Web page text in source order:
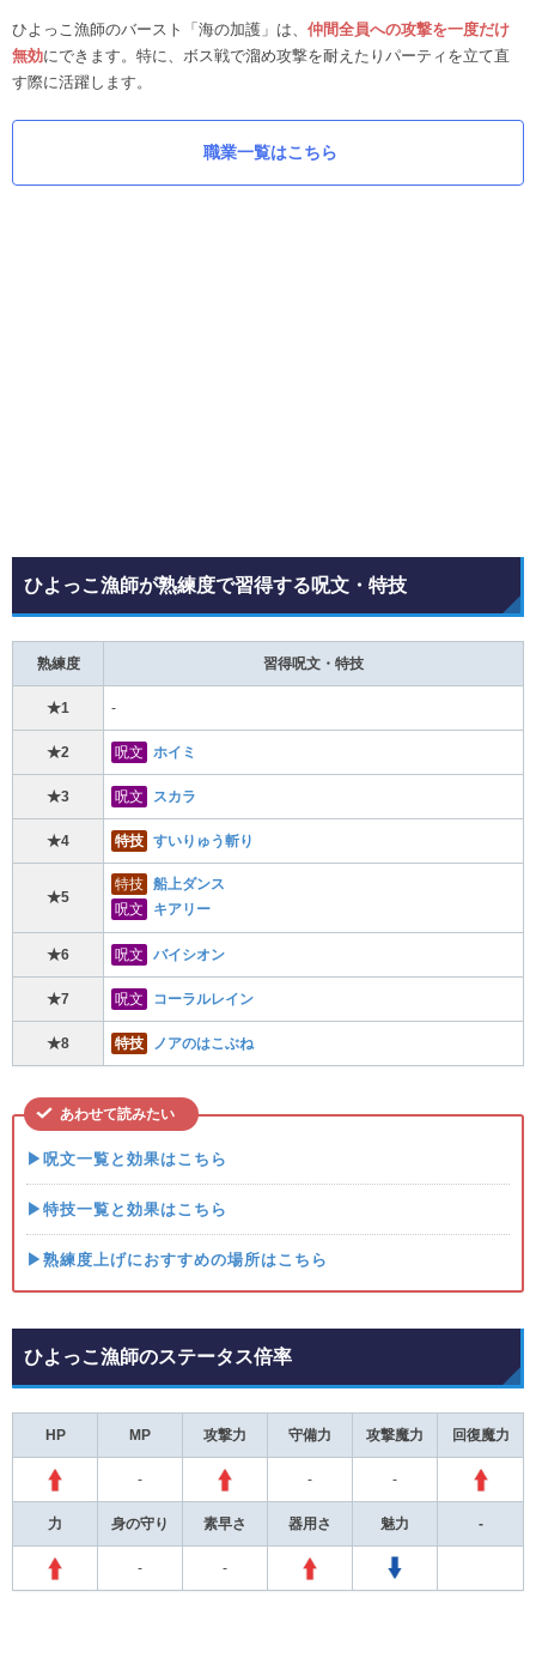
ひよっこ漁師のバースト「海の加護」は、 仲間全員への攻撃を一度だけ
無効にできます。特に、ボス戦で溜め攻撃を耐えたりパーティを立て直
す際に活躍します。
職業一覧はこちら
ひよっこ漁師が熟練度で習得する呪文・特技
熟練度 習得呪文・特技
★1 -
★2 呪文 ホイミ
★3 呪文 スカラ
★4 特技 すいりゅう斬り
★5
特技 船上ダンス
呪文
キアリー
★6 呪文 バイシオン
★7 呪文 コーラルレイン
★8 特技 ノアのはこぶね
あわせて読みたい
▶呪文一覧と効果はこちら
▶特技一覧と効果はこちら
▶熟練度上げにおすすめの場所はこちら
ひよっこ漁師のステータス倍率
HP MP 攻撃力 守備力 攻撃魔力 回復魔力
- - -
力 身の守り 素早さ 器用さ 魅力 -
- -